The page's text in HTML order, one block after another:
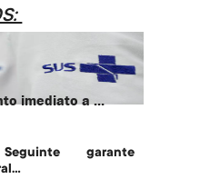
imediato a ...
garante